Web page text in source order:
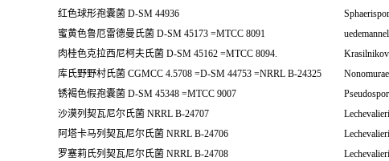
红色球形孢囊菌 D-SM 44936
蜜黄色鲁厄雷德曼氏菌 D-SM 45173 =MTCC 8091
肉桂色克拉西尼柯夫氏菌 D-SM 45162 =MTCC 8094.
库氏野野村氏菌 CGMCC 4.5708 =D-SM 44753 =NRRL B-24325
锈褐色假孢囊菌 D-SM 45348 =MTCC 9007
沙漠列契瓦尼尔氏菌 NRRL B-24707
阿塔卡马列契瓦尼尔氏菌 NRRL B-24706
罗塞莉氏列契瓦尼尔氏菌 NRRL B-24708